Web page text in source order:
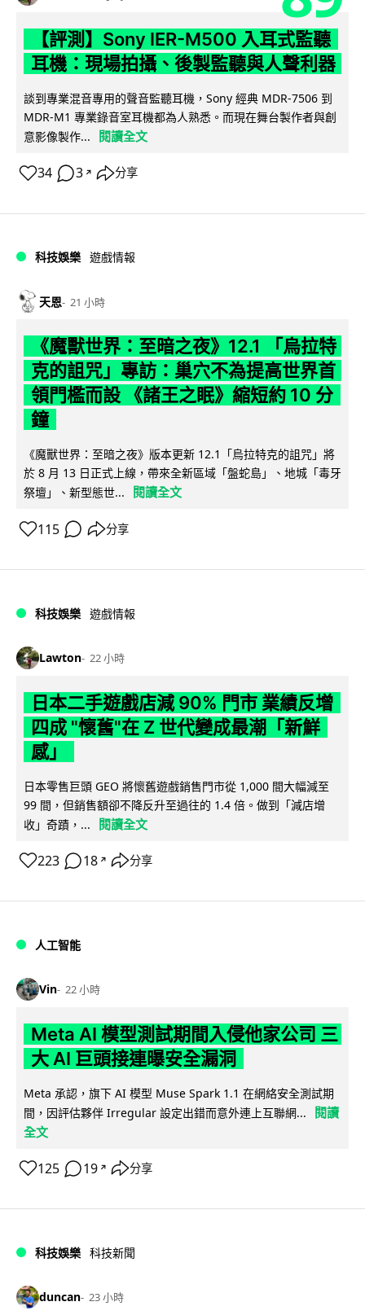
【評測】Sony IER-M500 入耳式監聽
耳機：現場拍攝、後製監聽與人聲利器
談到專業混音專用的聲音監聽耳機，Sony 經典 MDR-7506 到
MDR-M1 專業錄音室耳機都為人熟悉。而現在舞台製作者與創
意影像製作...
閱讀全文
34 3 ↗ 分享
科技娛樂 遊戲情報
天恩 21 小時
《魔獸世界：至暗之夜》12.1 「烏拉特
克的詛咒」專訪：巢穴不為提高世界首
領門檻而設 《諸王之眠》縮短約 10 分
鐘
《魔獸世界：至暗之夜》版本更新 12.1「烏拉特克的詛咒」將
於 8 月 13 日正式上線，帶來全新區域「盤蛇島」、地城「毒牙
祭壇」、新型態世...
閱讀全文
115 分享
科技娛樂 遊戲情報
Lawton 22 小時
日本二手遊戲店減 90% 門市 業績反增
四成 "懷舊"在 Z 世代變成最潮「新鮮
感」
日本零售巨頭 GEO 將懷舊遊戲銷售門市從 1,000 間大幅減至
99 間，但銷售額卻不降反升至過往的 1.4 倍。做到「減店增
收」奇蹟，...
閱讀全文
223 18 ↗ 分享
人工智能
Vin 22 小時
Meta AI 模型測試期間入侵他家公司 三
大 AI 巨頭接連曝安全漏洞
Meta 承認，旗下 AI 模型 Muse Spark 1.1 在網絡安全測試期
間，因評估夥伴 Irregular 設定出錯而意外連上互聯網...
閱讀
全文
125 19 ↗ 分享
科技娛樂 科技新聞
duncan 23 小時